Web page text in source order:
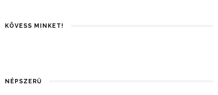
KÖVESS MINKET!
NÉPSZERŰ